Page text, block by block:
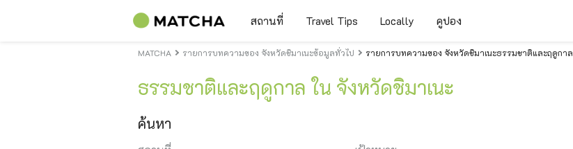
สถานที่ Travel Tips Locally คูปอง
MATCHA รายการบทความของ จังหวัดชิมาเนะข้อมูลทั่วไป รายการบทความของ จังหวัดชิมาเนะธรรมชาติและฤดูกาล
ธรรมชาติและฤดูกาล ใน จังหวัดชิมาเนะ
ค้นหา